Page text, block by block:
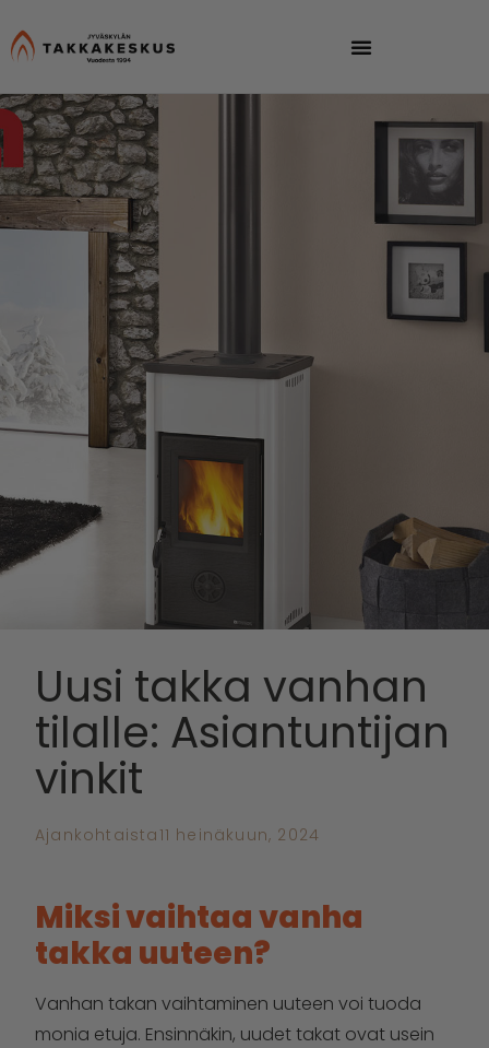
Uusi takka vanhan
tilalle: Asiantuntijan
vinkit
Ajankohtaista 11 heinäkuun, 2024
Miksi vaihtaa vanha
takka uuteen?
Vanhan takan vaihtaminen uuteen voi tuoda
monia etuja. Ensinnäkin, uudet takat ovat usein